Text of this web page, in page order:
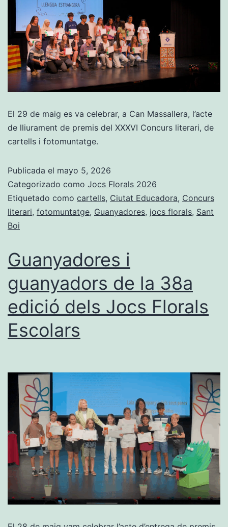
El 29 de maig es va celebrar, a Can Massallera, l’acte
de lliurament de premis del XXXVI Concurs literari, de
cartells i fotomuntatge.
Publicada el mayo 5, 2026
Categorizado como Jocs Florals 2026
Etiquetado como cartells, Ciutat Educadora, Concurs
literari, fotomuntatge, Guanyadores, jocs florals, Sant
Boi
Guanyadores i
guanyadors de la 38a
edició dels Jocs Florals
Escolars